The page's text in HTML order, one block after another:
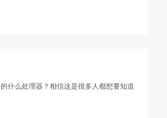
什么处理器？相信这是很多人都想要知道